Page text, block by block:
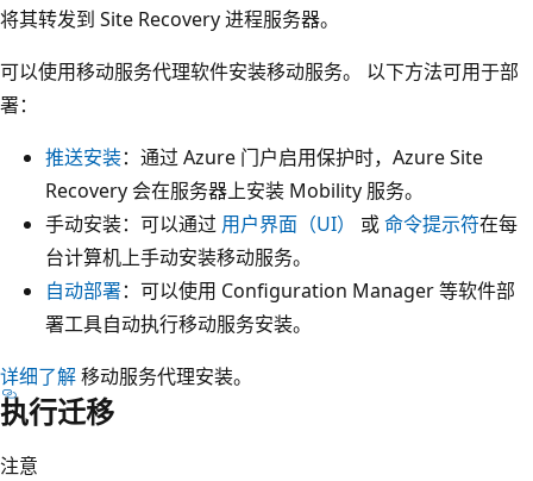
将其转发到 Site Recovery 进程服务器。
可以使用移动服务代理软件安装移动服务。 以下方法可用于部
署：
推送安装：通过 Azure 门户启用保护时，Azure Site
Recovery 会在服务器上安装 Mobility 服务。
手动安装：可以通过 用户界面（UI） 或命令提示符在每
台计算机上手动安装移动服务。
自动部署：可以使用 Configuration Manager 等软件部
署工具自动执行移动服务安装。
详细了解移动服务代理安装。
执行迁移
注意